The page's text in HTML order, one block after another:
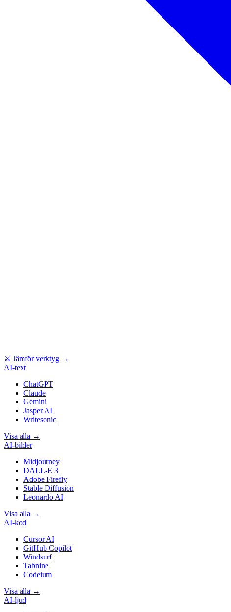
⚔ Jämför verktyg →
AI-text
ChatGPT
Claude
Gemini
Jasper AI
Writesonic
Visa alla →
AI-bilder
Midjourney
DALL-E 3
Adobe Firefly
Stable Diffusion
Leonardo AI
Visa alla →
AI-kod
Cursor AI
GitHub Copilot
Windsurf
Tabnine
Codeium
Visa alla →
AI-ljud